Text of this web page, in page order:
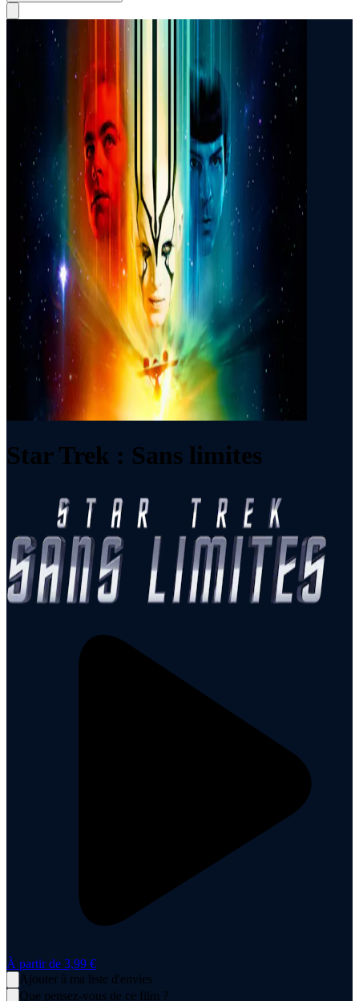
Star Trek : Sans limites
À partir de 3,99 €
Ajouter à ma liste d'envies
Que pensez-vous de ce film ?